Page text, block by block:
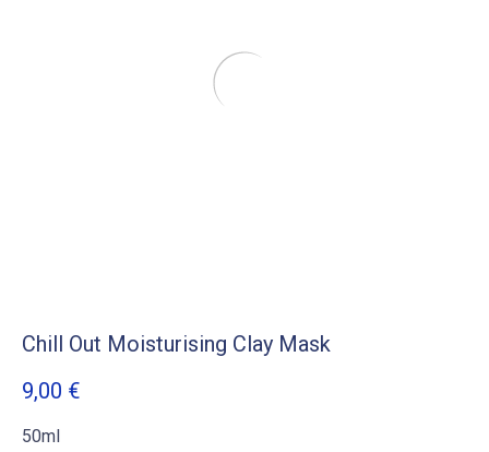
Chill Out Moisturising Clay Mask
9,00 €
50ml